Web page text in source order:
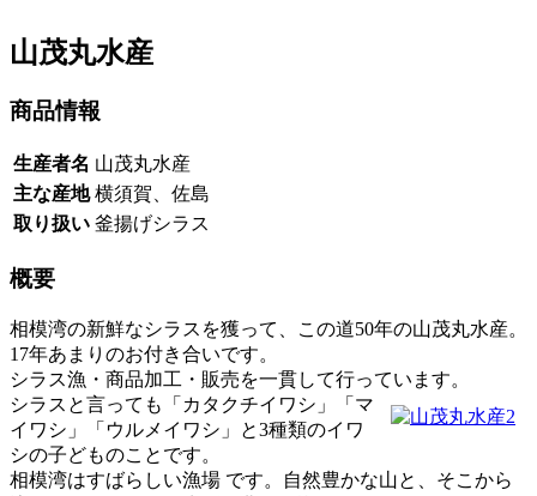
山茂丸水産
商品情報
生産者名 山茂丸水産
主な産地 横須賀、佐島
取り扱い 釜揚げシラス
概要
相模湾の新鮮なシラスを獲って、この道50年の山茂丸水産。
17年あまりのお付き合いです。
シラス漁・商品加工・販売を一貫して行っています。
シラスと言っても「カタクチイワシ」「マ
イワシ」「ウルメイワシ」と3種類のイワ
シの子どものことです。
相模湾はすばらしい漁場 です。自然豊かな山と、そこから